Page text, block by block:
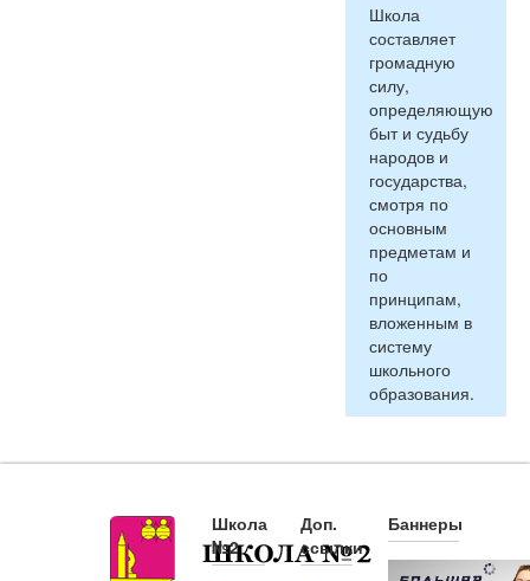
Школа
составляет
громадную
силу,
определяющую
быт и судьбу
народов и
государства,
смотря по
основным
предметам и
по
принципам,
вложенным в
систему
школьного
образования.
Школа
№2
Доп.
ссылки
Баннеры